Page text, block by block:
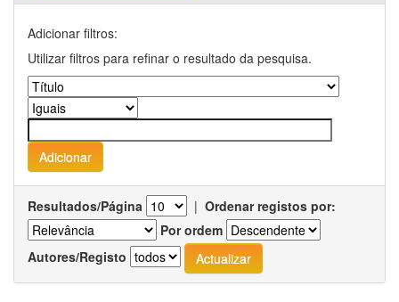
Adicionar filtros:
Utilizar filtros para refinar o resultado da pesquisa.
Resultados/Página | Ordenar registos por:
Por ordem
Autores/Registo